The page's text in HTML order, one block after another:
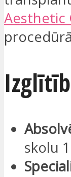
Aesthetic
skolu